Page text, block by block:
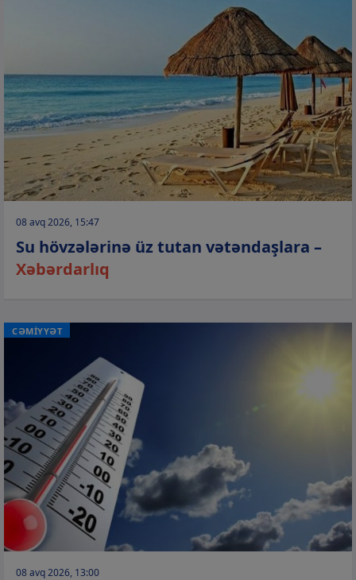
08 avq 2026, 15:47
Su hövzələrinə üz tutan vətəndaşlara –
Xəbərdarlıq
CƏMİYYƏT
08 avq 2026, 13:00